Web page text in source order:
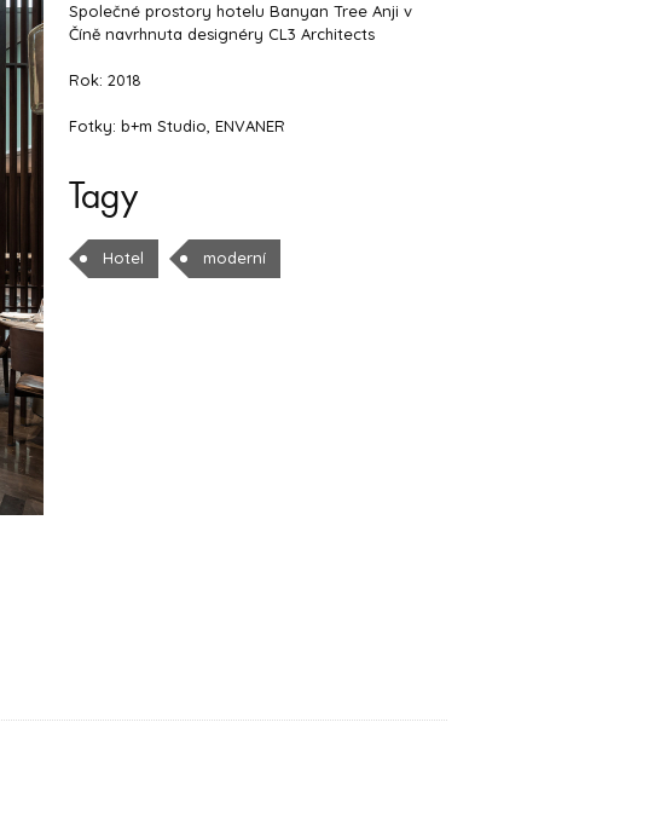
Společné prostory hotelu Banyan Tree Anji v
Číně navrhnuta designéry CL3 Architects
Rok: 2018
Fotky: b+m Studio, ENVANER
Tagy
Hotel moderní